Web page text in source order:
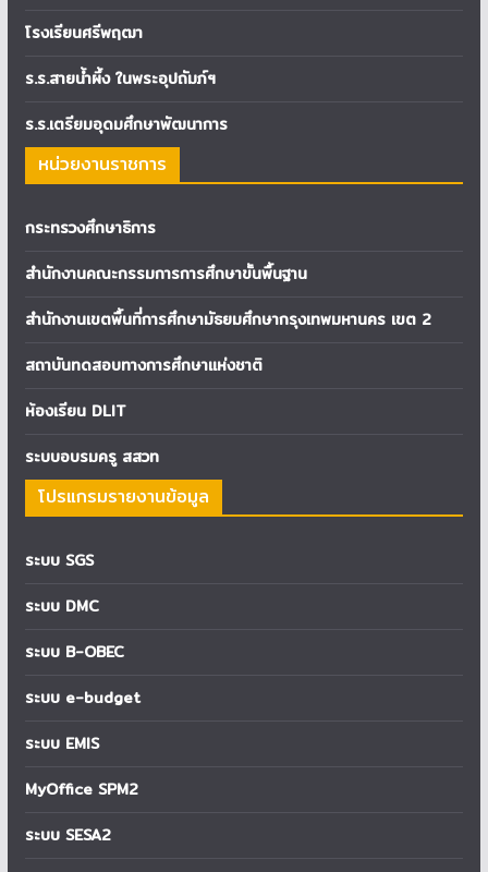
โรงเรียนศรีพฤฒา
ร.ร.สายน้ำผึ้ง ในพระอุปถัมภ์ฯ
ร.ร.เตรียมอุดมศึกษาพัฒนาการ
หน่วยงานราชการ
กระทรวงศึกษาธิการ
สำนักงานคณะกรรมการการศึกษาขั้นพื้นฐาน
สำนักงานเขตพื้นที่การศึกษามัธยมศึกษากรุงเทพมหานคร เขต 2
สถาบันทดสอบทางการศึกษาแห่งชาติ
ห้องเรียน DLIT
ระบบอบรมครู สสวท
โปรแกรมรายงานข้อมูล
ระบบ SGS
ระบบ DMC
ระบบ B-OBEC
ระบบ e-budget
ระบบ EMIS
MyOffice SPM2
ระบบ SESA2